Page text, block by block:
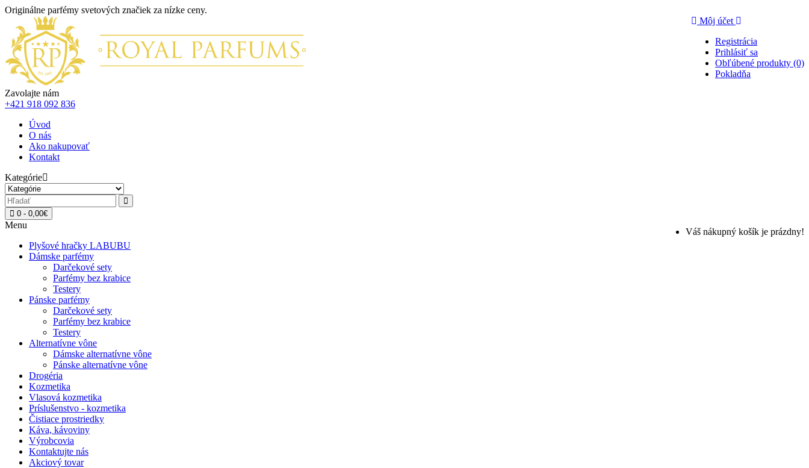
Originálne parfémy svetových značiek za nízke ceny.
Môj účet
Registrácia
Prihlásiť sa
Obľúbené produkty (0)
Pokladňa
Zavolajte nám
+421 918 092 836
Úvod
O nás
Ako nakupovať
Kontakt
Kategórie
0 - 0,00€
Váš nákupný košík je prázdny!
Menu
Plyšové hračky LABUBU
Dámske parfémy
Darčekové sety
Parfémy bez krabice
Testery
Pánske parfémy
Darčekové sety
Parfémy bez krabice
Testery
Alternatívne vône
Dámske alternatívne vône
Pánske alternatívne vône
Drogéria
Kozmetika
Vlasová kozmetika
Príslušenstvo - kozmetika
Čistiace prostriedky
Káva, kávoviny
Výrobcovia
Kontaktujte nás
Akciový tovar